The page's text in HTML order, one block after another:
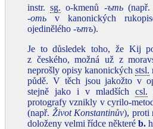
instr.sg. o-kmenů ‑ъmь
‑omь v kanonických
ojedinělého ‑ъmъ).
Je to důsledek toho, že Kij
z českého, možná už z
neprošly opisy kanonickýchstsl.
půdě. V těch jsou jakožto v
stejně jako i v mladších csl.
protografy vznikly v cyrilo-
(např. Život Konstantinův), proti
doloženy velmi řídce některé b.